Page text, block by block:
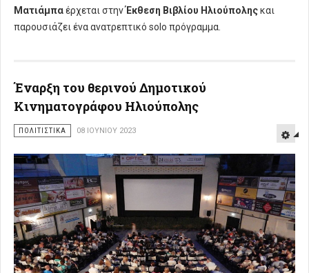
Ματιάμπαέρχεται στηνΈκθεση Βιβλίου Ηλιούποληςκαι
παρουσιάζει ένα ανατρεπτικό solo πρόγραμμα.
Έναρξη του θερινού Δημοτικού
Κινηματογράφου Ηλιούπολης
ΠΟΛΙΤΙΣΤΙΚΑ 08 ΙΟΥΝΊΟΥ 2023